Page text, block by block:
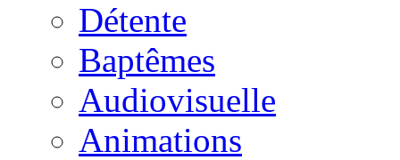
Détente
Baptêmes
Audiovisuelle
Animations